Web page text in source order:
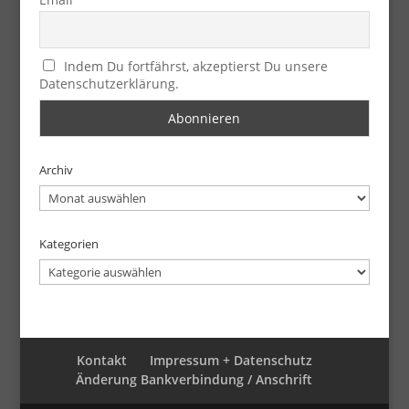
Indem Du fortfährst, akzeptierst Du unsere
Datenschutzerklärung.
Archiv
Archiv
Kategorien
Kategorien
Kontakt
Impressum + Datenschutz
Änderung Bankverbindung / Anschrift